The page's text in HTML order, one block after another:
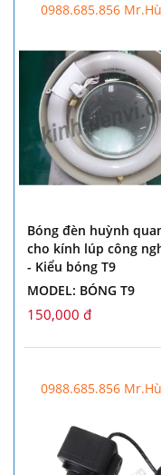
0988.685.856
Bóng đèn huỳnh
cho kính lúp công
- Kiểu bóng T9
MODEL: BÓNG T9
150,000 đ
0988.685.856